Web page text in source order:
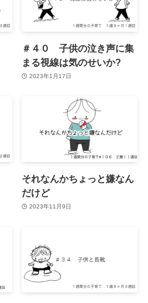
＃４０ 子供の泣き声に集
まる視線は気のせいか?
2023年1月17日
それなんかちょっと嫌なん
だけど
2023年11月9日